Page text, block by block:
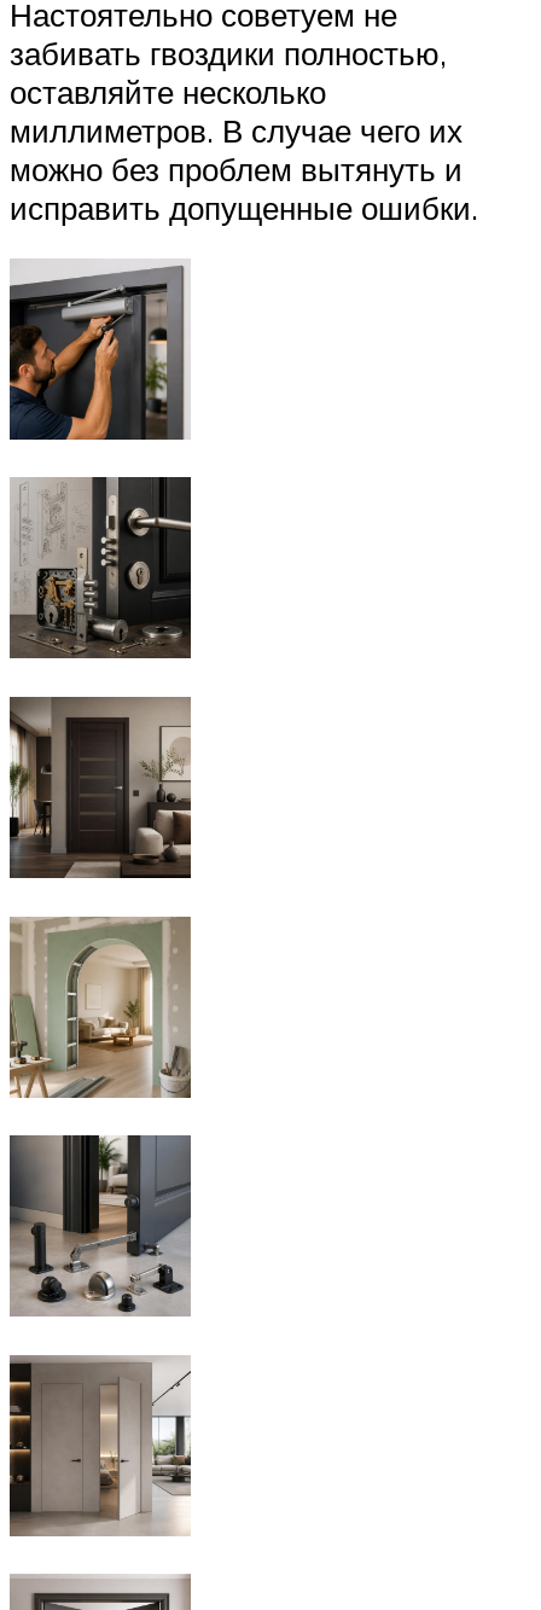
Настоятельно советуем не
забивать гвоздики полностью,
оставляйте несколько
миллиметров. В случае чего их
можно без проблем вытянуть и
исправить допущенные ошибки.